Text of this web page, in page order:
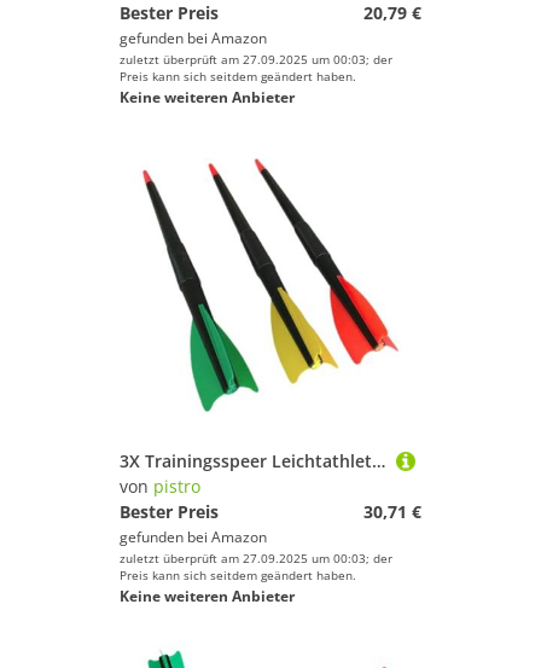
Bester Preis
20,79 €
gefunden bei Amazon
zuletzt überprüft am 27.09.2025 um 00:03; der
Preis kann sich seitdem geändert haben.
Keine weiteren Anbieter
3X Trainingsspeer Leichtathletik Soft PP Spitze 70cm für Outdoor Sport Erwachsene Fortgeschrittene Anfänger
von pistro
Bester Preis
30,71 €
gefunden bei Amazon
zuletzt überprüft am 27.09.2025 um 00:03; der
Preis kann sich seitdem geändert haben.
Keine weiteren Anbieter